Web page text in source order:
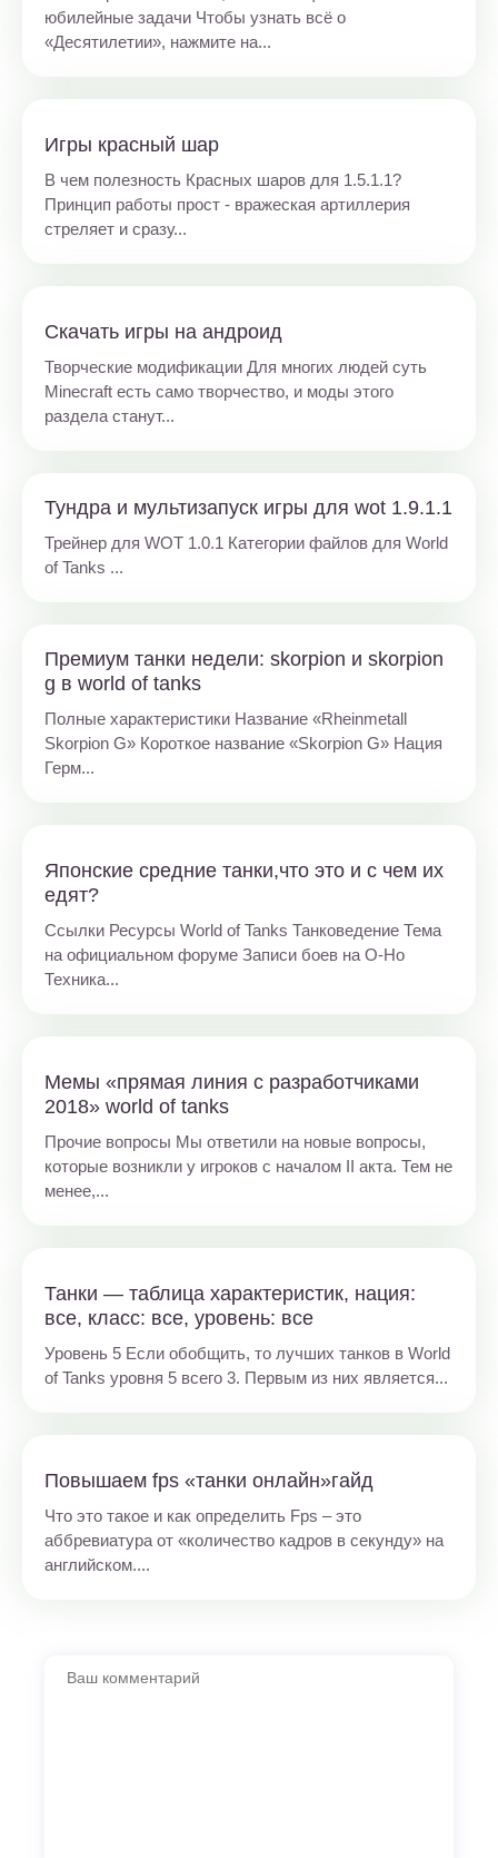
юбилейные задачи Чтобы узнать всё о
«Десятилетии», нажмите на...
Игры красный шар
В чем полезность Красных шаров для 1.5.1.1?
Принцип работы прост - вражеская артиллерия
стреляет и сразу...
Скачать игры на андроид
Творческие модификации Для многих людей суть
Minecraft есть само творчество, и моды этого
раздела станут...
Тундра и мультизапуск игры для wot 1.9.1.1
Трейнер для WOT 1.0.1 Категории файлов для World
of Tanks ...
Премиум танки недели: skorpion и skorpion
g в world of tanks
Полные характеристики Название «Rheinmetall
Skorpion G» Короткое название «Skorpion G» Нация
Герм...
Японские средние танки,что это и с чем их
едят?
Ссылки Ресурсы World of Tanks Танковедение Тема
на официальном форуме Записи боев на O-Ho
Техника...
Мемы «прямая линия с разработчиками
2018» world of tanks
Прочие вопросы Мы ответили на новые вопросы,
которые возникли у игроков с началом II акта. Тем не
менее,...
Танки — таблица характеристик, нация:
все, класс: все, уровень: все
Уровень 5 Если обобщить, то лучших танков в World
of Tanks уровня 5 всего 3. Первым из них является...
Повышаем fps «танки онлайн»гайд
Что это такое и как определить Fps – это
аббревиатура от «количество кадров в секунду» на
английском....